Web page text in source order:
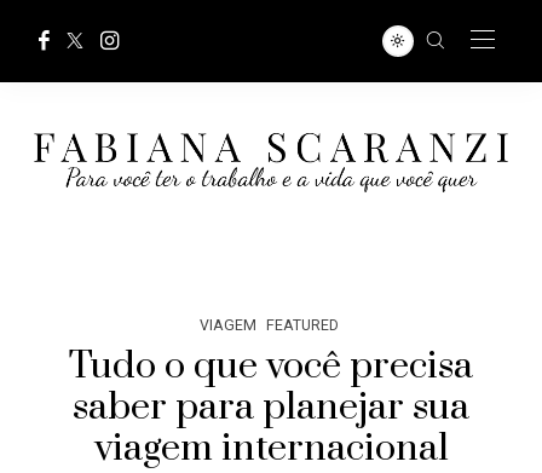
VIAGEM FEATURED
Tudo o que você precisa
saber para planejar sua
viagem internacional